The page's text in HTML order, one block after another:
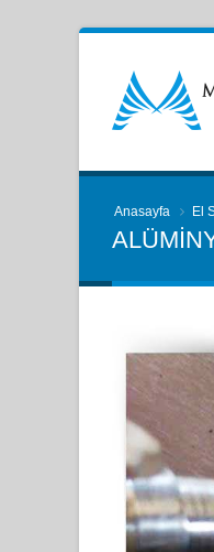
Anasayfa El